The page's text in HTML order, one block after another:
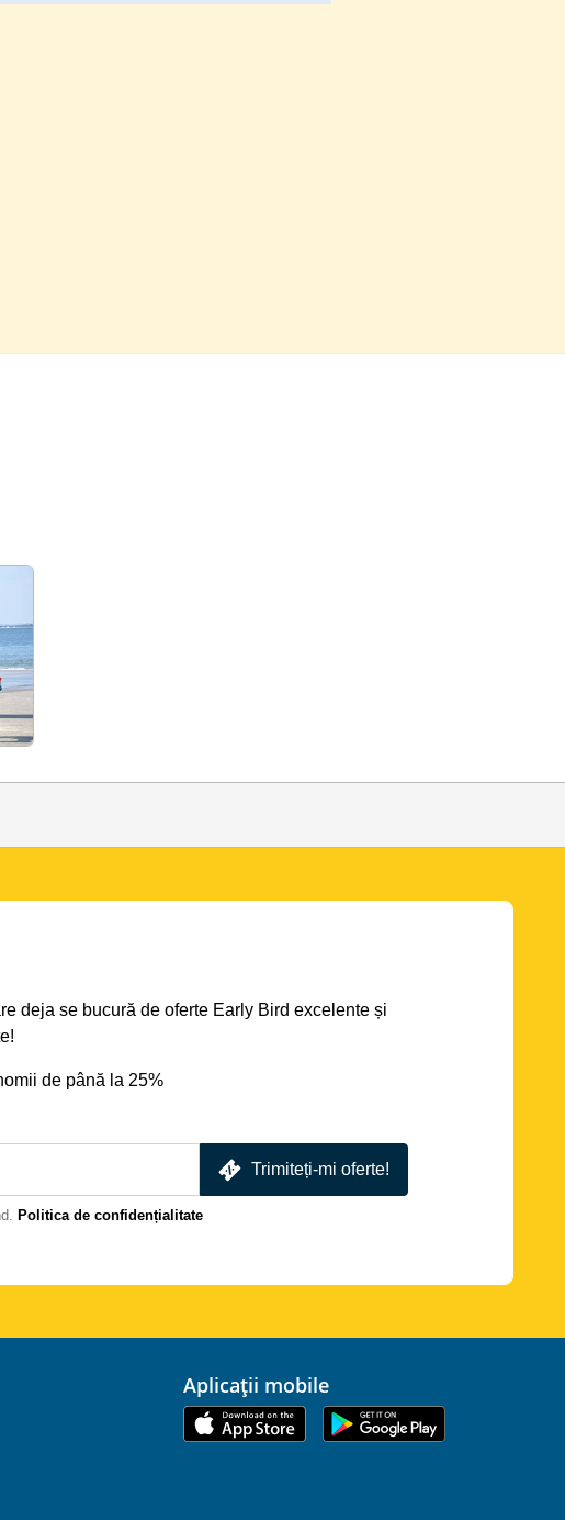
deja se bucură de oferte Early Bird excelente și
de până la 25%
Trimiteți-mi oferte!
Politica de confidențialitate
Aplicații mobile